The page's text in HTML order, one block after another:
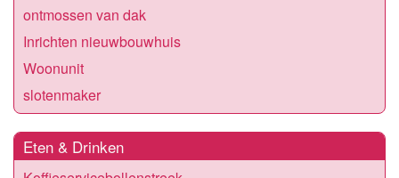
ontmossen van dak
Inrichten nieuwbouwhuis
Woonunit
slotenmaker
Eten & Drinken